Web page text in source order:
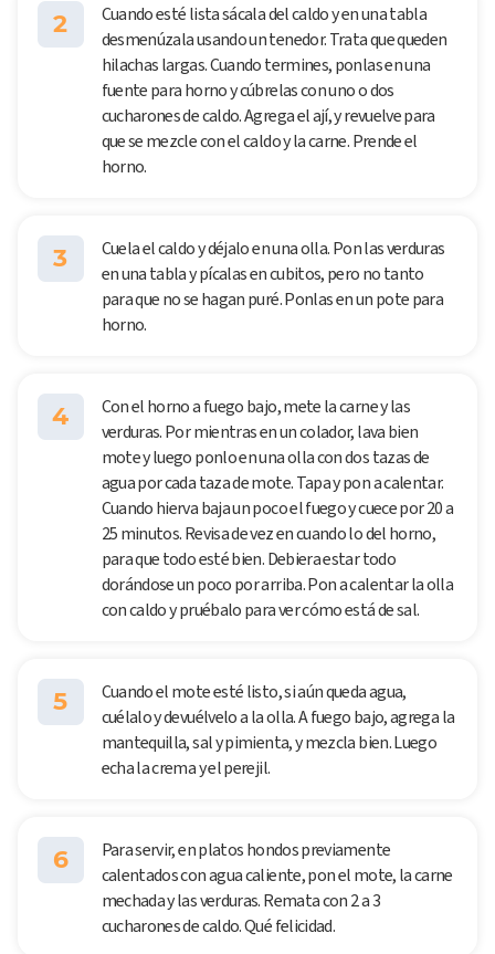
2
Cuando esté lista sácala del caldo y en una tabla
desmenúzala usando un tenedor. Trata que queden
hilachas largas. Cuando termines, ponlas en una
fuente para horno y cúbrelas con uno o dos
cucharones de caldo. Agrega el ají, y revuelve para
que se mezcle con el caldo y la carne. Prende el
horno.
3
Cuela el caldo y déjalo en una olla. Pon las verduras
en una tabla y pícalas en cubitos, pero no tanto
para que no se hagan puré. Ponlas en un pote para
horno.
4
Con el horno a fuego bajo, mete la carne y las
verduras. Por mientras en un colador, lava bien
mote y luego ponlo en una olla con dos tazas de
agua por cada taza de mote. Tapa y pon a calentar.
Cuando hierva baja un poco el fuego y cuece por 20 a
25 minutos. Revisa de vez en cuando lo del horno,
para que todo esté bien. Debiera estar todo
dorándose un poco por arriba. Pon a calentar la olla
con caldo y pruébalo para ver cómo está de sal.
5
Cuando el mote esté listo, si aún queda agua,
cuélalo y devuélvelo a la olla. A fuego bajo, agrega la
mantequilla, sal y pimienta, y mezcla bien. Luego
echa la crema y el perejil.
6
Para servir, en platos hondos previamente
calentados con agua caliente, pon el mote, la carne
mechada y las verduras. Remata con 2 a 3
cucharones de caldo. Qué felicidad.